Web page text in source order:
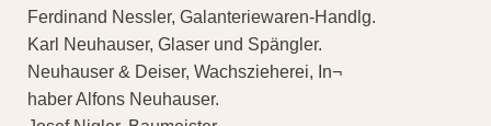
Ferdinand Nessler, Galanteriewaren-Handlg.
Karl Neuhauser, Glaser und Spängler.
Neuhauser & Deiser, Wachszieherei, In¬
haber Alfons Neuhauser.